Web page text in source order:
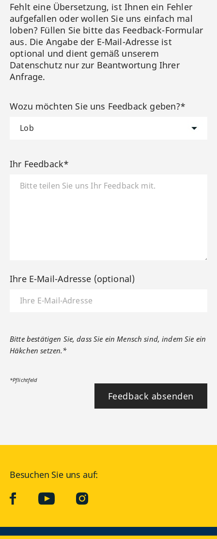
Fehlt eine Übersetzung, ist Ihnen ein Fehler
aufgefallen oder wollen Sie uns einfach mal
loben? Füllen Sie bitte das Feedback-Formular
aus. Die Angabe der E-Mail-Adresse ist
optional und dient gemäß unserem
Datenschutz nur zur Beantwortung Ihrer
Anfrage.
Wozu möchten Sie uns Feedback geben?*
Ihr Feedback*
Ihre E-Mail-Adresse (optional)
Bitte bestätigen Sie, dass Sie ein Mensch sind, indem Sie ein
Häkchen setzen.*
*Pflichtfeld
Feedback absenden
Besuchen Sie uns auf:
facebookYouTube Instagram